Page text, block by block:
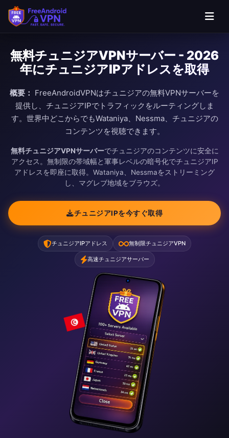
無料チュニジアVPNサーバー - 2026
年にチュニジアIPアドレスを取得
概要： FreeAndroidVPNはチュニジアの無料VPNサーバーを
提供し、チュニジアIPでトラフィックをルーティングしま
す。世界中どこからでもWataniya、Nessma、チュニジアの
コンテンツを視聴できます。
無料チュニジアVPNサーバーでチュニジアのコンテンツに安全に
アクセス。無制限の帯域幅と軍事レベルの暗号化でチュニジアIP
アドレスを即座に取得。Wataniya、Nessmaをストリーミング
し、マグレブ地域をブラウズ。
チュニジアIPを今すぐ取得
チュニジアIPアドレス 無制限チュニジアVPN
高速チュニジアサーバー